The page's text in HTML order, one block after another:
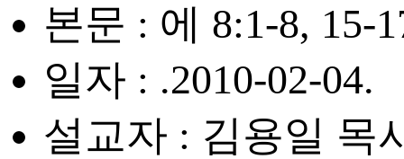
본문 : 에 8:1-8, 15-
일자 : .2010-02-04.
설교자 : 김용일 목